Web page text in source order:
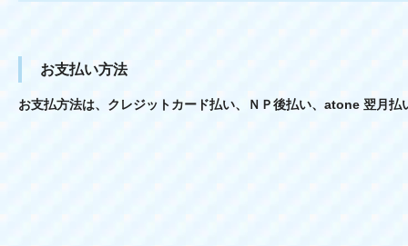
お支払い方法
お支払方法は、クレジットカード払い、ＮＰ後払い、atone 翌月